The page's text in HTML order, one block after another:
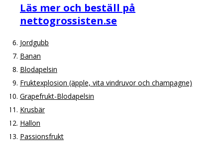
Läs mer och beställ på
nettogrossisten.se
Jordgubb
Banan
Blodapelsin
Fruktexplosion (äpple, vita vindruvor och champagne)
Grapefrukt-Blodapelsin
Krusbär
Hallon
Passionsfrukt